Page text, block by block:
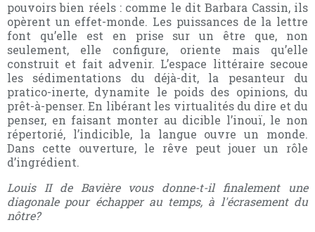
pouvoirs bien réels : comme le dit Barbara Cassin, ils
opèrent un effet-monde. Les puissances de la lettre
font qu’elle est en prise sur un être que, non
seulement, elle configure, oriente mais qu’elle
construit et fait advenir. L’espace littéraire secoue
les sédimentations du déjà-dit, la pesanteur du
pratico-inerte, dynamite le poids des opinions, du
prêt-à-penser. En libérant les virtualités du dire et du
penser, en faisant monter au dicible l’inouï, le non
répertorié, l’indicible, la langue ouvre un monde.
Dans cette ouverture, le rêve peut jouer un rôle
d’ingrédient.
Louis II de Bavière vous donne-t-il finalement une
diagonale pour échapper au temps, à l'écrasement du
nôtre?